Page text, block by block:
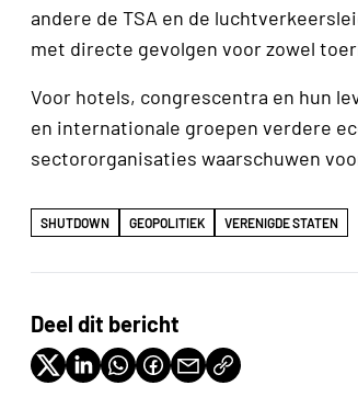
andere de TSA en de
met directe gevolgen voor zowel
Voor hotels, congrescentra en hun
en internationale groepen verdere
sectororganisaties waarschuwen
SHUTDOWN GEOPOLITIEK VERENIGDE STATEN
Deel dit bericht